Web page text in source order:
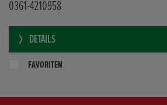
0361-4210958
DETAILS
FAVORITEN